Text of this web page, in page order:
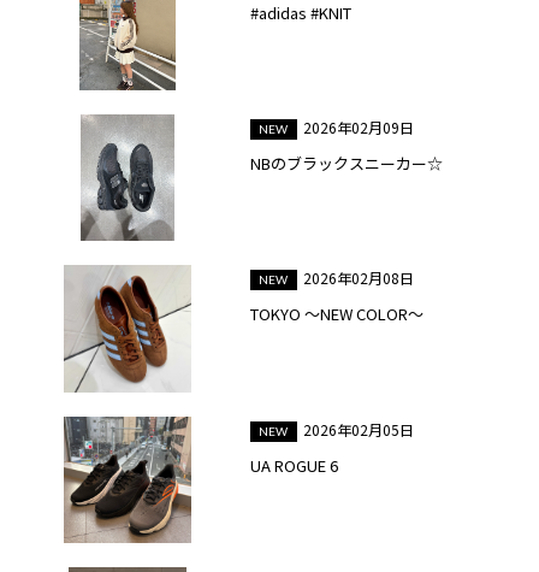
#adidas #KNIT
2026年02月09日
NBのブラックスニーカー☆
2026年02月08日
TOKYO ～NEW COLOR～
2026年02月05日
UA ROGUE 6